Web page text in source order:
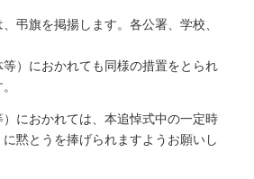
弔旗を掲揚します。各公署、学校、
におかれても同様の措置をとられ
におかれては、本追悼式中の一定時
黙とうを捧げられますようお願いし